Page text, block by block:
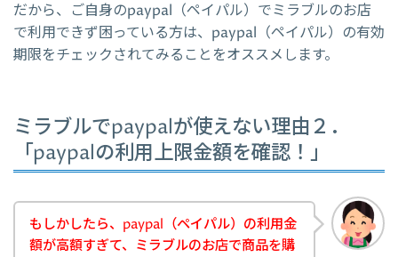
だから、ご自身のpaypal（ペイパル）でミラブルのお店
で利用できず困っている方は、paypal（ペイパル）の有効
期限をチェックされてみることをオススメします。
ミラブルでpaypalが使えない理由２．
「paypalの利用上限金額を確認！」
もしかしたら、paypal（ペイパル）の利用金
額が高額すぎて、ミラブルのお店で商品を購